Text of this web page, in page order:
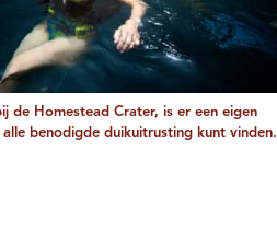
de Homestead Crater, is er een eigen
benodigde duikuitrusting kunt vinden.